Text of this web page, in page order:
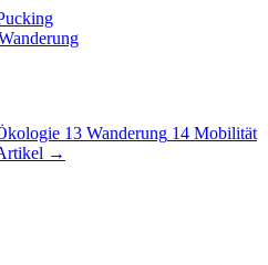
13 Wanderung 14 Mobilität
→